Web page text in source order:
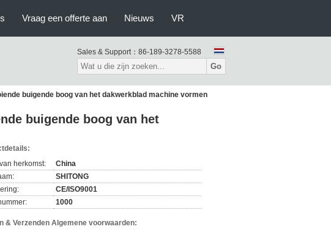
Vraag een offerte aan Nieuws VR
Sales & Support： 86-189-3278-5588
Go
buigende boog van het dakwerkblad machine vormen
buigende boog van het
herkomst:
China
SHITONG
CE/ISO9001
1000
& Verzenden Algemene voorwaarden: